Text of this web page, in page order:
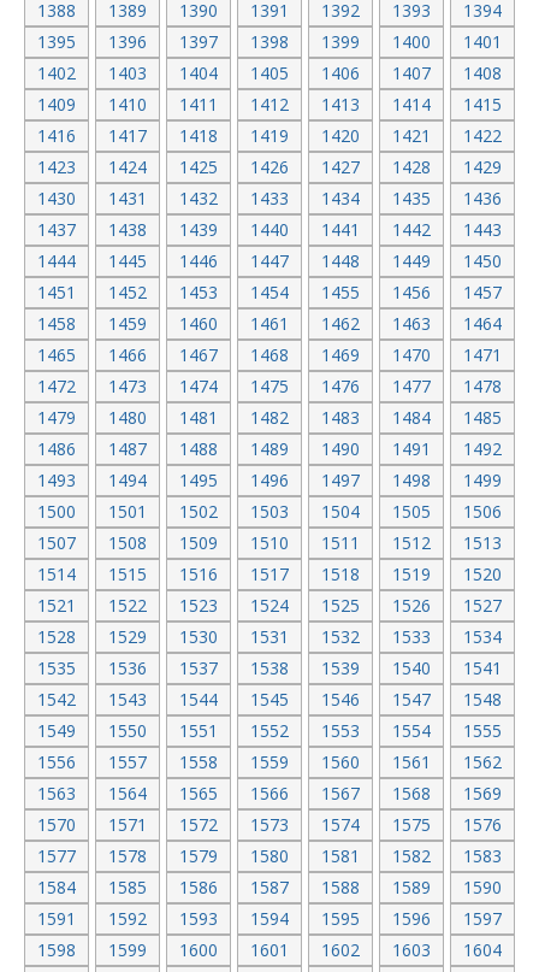
1388 1389 1390 1391 1392 1393
1394
1395
1396 1397 1398 1399 1400
1401
1402
1403 1404 1405 1406 1407
1408
1409
1410 1411 1412 1413 1414
1415
1416
1417 1418 1419 1420 1421
1422
1423
1424 1425 1426 1427 1428
1429
1430
1431 1432 1433 1434 1435
1436
1437
1438 1439 1440 1441 1442
1443
1444
1445 1446 1447 1448 1449
1450
1451
1452 1453 1454 1455 1456
1457
1458
1459 1460 1461 1462 1463
1464
1465
1466 1467 1468 1469 1470
1471
1472
1473 1474 1475 1476 1477
1478
1479
1480 1481 1482 1483 1484
1485
1486
1487 1488 1489 1490 1491
1492
1493
1494 1495 1496 1497 1498
1499
1500
1501 1502 1503 1504 1505
1506
1507
1508 1509 1510 1511 1512
1513
1514
1515 1516 1517 1518 1519
1520
1521
1522 1523 1524 1525 1526
1527
1528
1529 1530 1531 1532 1533
1534
1535
1536 1537 1538 1539 1540
1541
1542
1543 1544 1545 1546 1547
1548
1549
1550 1551 1552 1553 1554
1555
1556
1557 1558 1559 1560 1561
1562
1563
1564 1565 1566 1567 1568
1569
1570
1571 1572 1573 1574 1575
1576
1577
1578 1579 1580 1581 1582
1583
1584
1585 1586 1587 1588 1589
1590
1591
1592 1593 1594 1595 1596
1597
1598
1599 1600 1601 1602 1603
1604